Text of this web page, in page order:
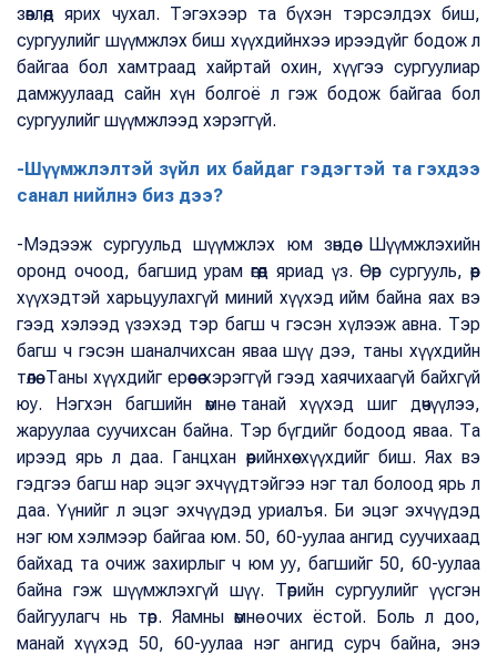
зөвлөөд ярих чухал. Тэгэхээр та бүхэн тэрсэлдэх биш,
сургуулийг шүүмжлэх биш хүүхдийнхээ ирээдүйг бодож л
байгаа бол хамтраад хайртай охин, хүүгээ сургуулиар
дамжуулаад сайн хүн болгоё л гэж бодож байгаа бол
сургуулийг шүүмжлээд хэрэггүй.
-Шүүмжлэлтэй зүйл их байдаг гэдэгтэй та гэхдээ
санал нийлнэ биз дээ?
-Мэдээж сургуульд шүүмжлэх юм зөндөө. Шүүмжлэхийн
оронд очоод, багшид урам өгөөд яриад үз. Өөр сургууль, өөр
хүүхэдтэй харьцуулахгүй миний хүүхэд ийм байна яах вэ
гээд хэлээд үзэхэд тэр багш ч гэсэн хүлээж авна. Тэр
багш ч гэсэн шаналчихсан яваа шүү дээ, таны хүүхдийн
төлөө. Таны хүүхдийг ерөөсөө хэрэггүй гээд хаячихаагүй байхгүй
юу. Нэгхэн багшийн өмнө танай хүүхэд шиг дөчүүлээ,
жаруулаа суучихсан байна. Тэр бүгдийг бодоод яваа. Та
ирээд ярь л даа. Ганцхан өөрийнхөө хүүхдийг биш. Яах вэ
гэдгээ багш нар эцэг эхчүүдтэйгээ нэг тал болоод ярь л
даа. Үүнийг л эцэг эхчүүдэд уриалъя. Би эцэг эхчүүдэд
нэг юм хэлмээр байгаа юм. 50, 60-уулаа ангид суучихаад
байхад та очиж захирлыг ч юм уу, багшийг 50, 60-уулаа
байна гэж шүүмжлэхгүй шүү. Төрийн сургуулийг үүсгэн
байгуулагч нь төр. Яамны өмнө очих ёстой. Боль л доо,
манай хүүхэд 50, 60-уулаа нэг ангид сурч байна, энэ